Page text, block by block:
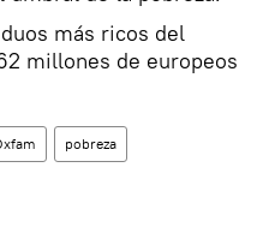
más ricos del
millones de europeos
pobreza